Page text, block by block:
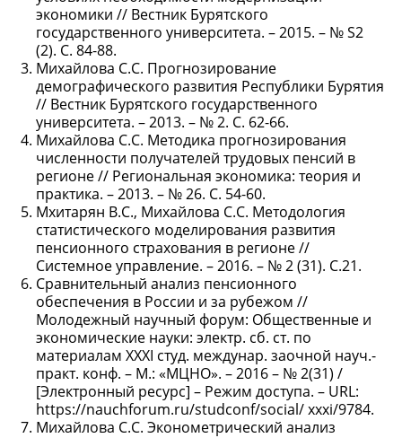
экономики // Вестник Бурятского
государственного университета. – 2015. – № S2
(2). С. 84-88.
Михайлова С.С. Прогнозирование
демографического развития Республики Бурятия
// Вестник Бурятского государственного
университета. – 2013. – № 2. С. 62-66.
Михайлова С.С. Методика прогнозирования
численности получателей трудовых пенсий в
регионе // Региональная экономика: теория и
практика. – 2013. – № 26. С. 54-60.
Мхитарян В.С., Михайлова С.С. Методология
статистического моделирования развития
пенсионного страхования в регионе //
Системное управление. – 2016. – № 2 (31). С.21.
Сравнительный анализ пенсионного
обеспечения в России и за рубежом //
Молодежный научный форум: Общественные и
экономические науки: электр. сб. ст. по
материалам XXXI студ. междунар. заочной науч.-
практ. конф. – М.: «МЦНО». – 2016 – № 2(31) /
[Электронный ресурс] – Режим доступа. – URL:
https://nauchforum.ru/studconf/social/ xxxi/9784.
Михайлова С.С. Эконометрический анализ